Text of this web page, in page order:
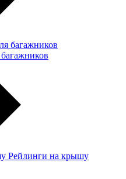
Рейлинги на крышу